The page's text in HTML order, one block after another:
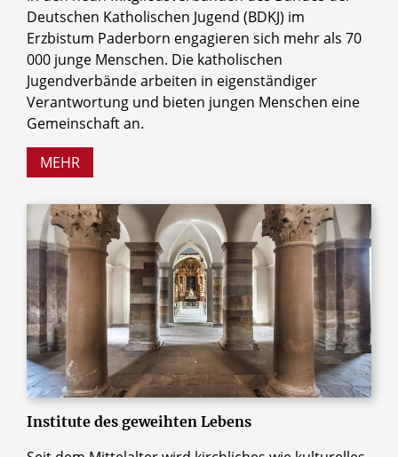
Deutschen Katholischen Jugend (BDKJ) im
Erzbistum Paderborn engagieren sich mehr als 70
000 junge Menschen. Die katholischen
Jugendverbände arbeiten in eigenständiger
Verantwortung und bieten jungen Menschen eine
Gemeinschaft an.
MEHR
Institute des geweihten Lebens